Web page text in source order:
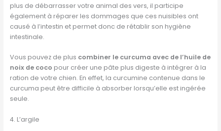
plus de débarrasser votre animal des vers, il participe
également à réparer les dommages que ces nuisibles ont
causé à l’intestin et permet donc de rétablir son hygiène
intestinale.
Vous pouvez de plus combiner le curcuma avec de l’huile de
noix de coco pour créer une pâte plus digeste à intégrer à la
ration de votre chien. En effet, la curcumine contenue dans le
curcuma peut être difficile à absorber lorsqu’elle est ingérée
seule.
4. L’argile